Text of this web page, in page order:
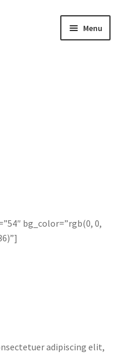
Menu
bg_color=”rgb(0, 0,
adipiscing elit,